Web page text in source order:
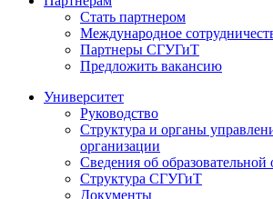
Стать партнером
Международное
Партнеры СГУГиТ
Предложить вакансию
Университет
Руководство
Структура и органы
организации
Сведения об образовательной
Структура СГУГиТ
Документы